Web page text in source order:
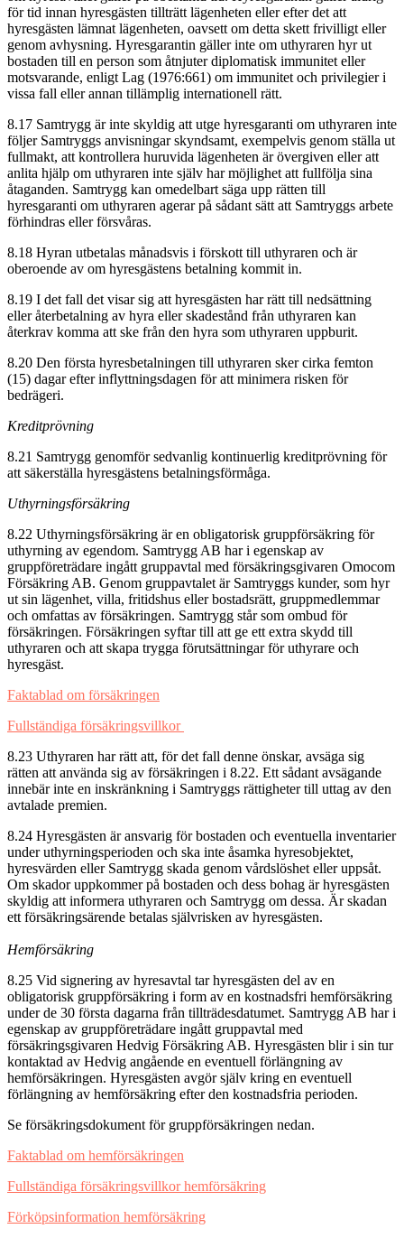
för tid innan hyresgästen tillträtt lägenheten eller efter det att
hyresgästen lämnat lägenheten, oavsett om detta skett frivilligt eller
genom avhysning. Hyresgarantin gäller inte om uthyraren hyr ut
bostaden till en person som åtnjuter diplomatisk immunitet eller
motsvarande, enligt Lag (1976:661) om immunitet och privilegier i
vissa fall eller annan tillämplig internationell rätt.
8.17 Samtrygg är inte skyldig att utge hyresgaranti om uthyraren inte
följer Samtryggs anvisningar skyndsamt, exempelvis genom ställa ut
fullmakt, att kontrollera huruvida lägenheten är övergiven eller att
anlita hjälp om uthyraren inte själv har möjlighet att fullfölja sina
åtaganden. Samtrygg kan omedelbart säga upp rätten till
hyresgaranti om uthyraren agerar på sådant sätt att Samtryggs arbete
förhindras eller försvåras.
8.18 Hyran utbetalas månadsvis i förskott till uthyraren och är
oberoende av om hyresgästens betalning kommit in.
8.19 I det fall det visar sig att hyresgästen har rätt till nedsättning
eller återbetalning av hyra eller skadestånd från uthyraren kan
återkrav komma att ske från den hyra som uthyraren uppburit.
8.20 Den första hyresbetalningen till uthyraren sker cirka femton
(15) dagar efter inflyttningsdagen för att minimera risken för
bedrägeri.
Kreditprövning
8.21 Samtrygg genomför sedvanlig kontinuerlig kreditprövning för
att säkerställa hyresgästens betalningsförmåga.
Uthyrningsförsäkring
8.22 Uthyrningsförsäkring är en obligatorisk gruppförsäkring för
uthyrning av egendom. Samtrygg AB har i egenskap av
gruppföreträdare ingått gruppavtal med försäkringsgivaren Omocom
Försäkring AB. Genom gruppavtalet är Samtryggs kunder, som hyr
ut sin lägenhet, villa, fritidshus eller bostadsrätt, gruppmedlemmar
och omfattas av försäkringen. Samtrygg står som ombud för
försäkringen. Försäkringen syftar till att ge ett extra skydd till
uthyraren och att skapa trygga förutsättningar för uthyrare och
hyresgäst.
Faktablad om försäkringen
Fullständiga försäkringsvillkor
8.23 Uthyraren har rätt att, för det fall denne önskar, avsäga sig
rätten att använda sig av försäkringen i 8.22. Ett sådant avsägande
innebär inte en inskränkning i Samtryggs rättigheter till uttag av den
avtalade premien.
8.24 Hyresgästen är ansvarig för bostaden och eventuella inventarier
under uthyrningsperioden och ska inte åsamka hyresobjektet,
hyresvärden eller Samtrygg skada genom vårdslöshet eller uppsåt.
Om skador uppkommer på bostaden och dess bohag är hyresgästen
skyldig att informera uthyraren och Samtrygg om dessa. Är skadan
ett försäkringsärende betalas självrisken av hyresgästen.
Hemförsäkring
8.25 Vid signering av hyresavtal tar hyresgästen del av en
obligatorisk gruppförsäkring i form av en kostnadsfri hemförsäkring
under de 30 första dagarna från tillträdesdatumet. Samtrygg AB har i
egenskap av gruppföreträdare ingått gruppavtal med
försäkringsgivaren Hedvig Försäkring AB. Hyresgästen blir i sin tur
kontaktad av Hedvig angående en eventuell förlängning av
hemförsäkringen. Hyresgästen avgör själv kring en eventuell
förlängning av hemförsäkring efter den kostnadsfria perioden.
Se försäkringsdokument för gruppförsäkringen nedan.
Faktablad om hemförsäkringen
Fullständiga försäkringsvillkor hemförsäkring
Förköpsinformation hemförsäkring